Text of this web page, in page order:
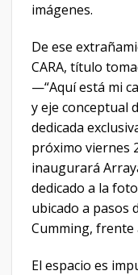
imágenes.
De ese
CARA, título
—“Aquí está mi
y eje conceptual
dedicada
próximo viernes
inaugurará
dedicado a la
ubicado a pasos
Cumming, frente
El espacio es